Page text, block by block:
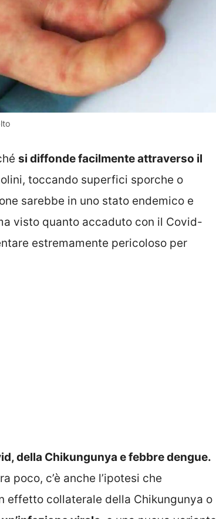
si diffonde facilmente attraverso il
toccando superfici sporche o
sarebbe in uno stato endemico e
visto quanto accaduto con il Covid-
estremamente pericoloso per
della Chikungunya e febbre dengue.
poco, c’è anche l’ipotesi che
effetto collaterale della Chikungunya o